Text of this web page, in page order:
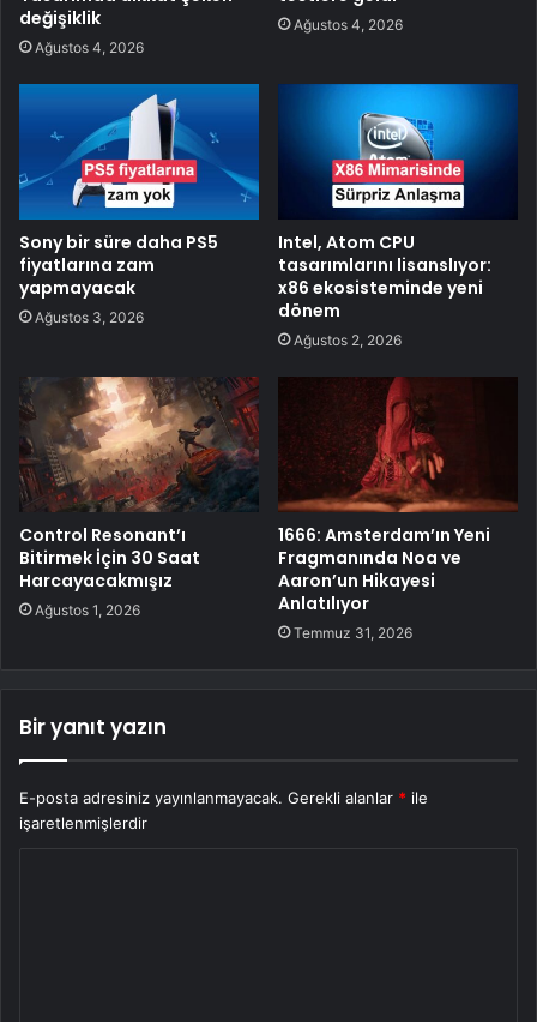
değişiklik
Ağustos 4, 2026
Ağustos 4, 2026
Sony bir süre daha PS5
fiyatlarına zam
yapmayacak
Ağustos 3, 2026
Intel, Atom CPU
tasarımlarını lisanslıyor:
x86 ekosisteminde yeni
dönem
Ağustos 2, 2026
Control Resonant’ı
Bitirmek İçin 30 Saat
Harcayacakmışız
Ağustos 1, 2026
1666: Amsterdam’ın Yeni
Fragmanında Noa ve
Aaron’un Hikayesi
Anlatılıyor
Temmuz 31, 2026
Bir yanıt yazın
E-posta adresiniz yayınlanmayacak. Gerekli alanlar * ile
işaretlenmişlerdir